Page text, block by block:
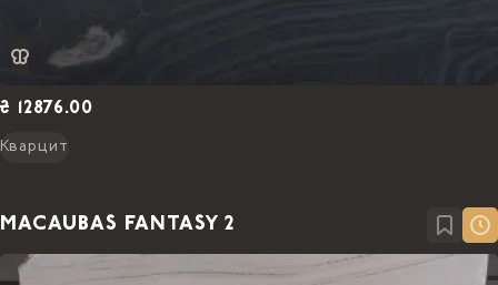
₴ 12876.00
Кварцит
MACAUBAS FANTASY 2